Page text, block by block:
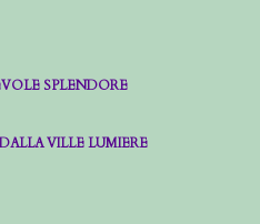
SPLENDORE
VILLE LUMIERE